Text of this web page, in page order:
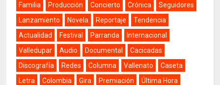
Familia
Producción Concierto Crónica
Seguidores
Lanzamiento
Novela Reportaje
Tendencia
Actualidad
Festival Parranda
Internacional
Valledupar
Audio Documental
Cacicadas
Discografía
Redes Columna Vallenato
Caseta
Letra
Colombia Gira Premiación
Última Hora